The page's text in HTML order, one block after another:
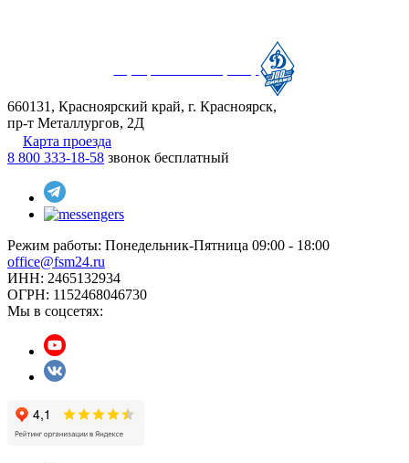
660131, Красноярский край, г. Красноярск,
пр-т Металлургов, 2Д
Карта проезда
8 800 333-18-58 звонок бесплатный
Режим работы: Понедельник-Пятница 09:00 - 18:00
office@fsm24.ru
ИНН: 2465132934
ОГРН: 1152468046730
Мы в соцсетях: